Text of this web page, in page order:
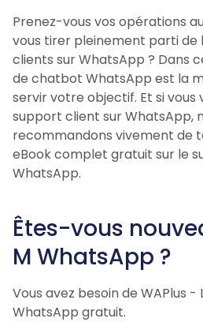
Prenez-vous vos opérations
vous tirer pleinement parti de
clients sur WhatsApp ? Dans
de chatbot WhatsApp est la
servir votre objectif. Et si vous
support client sur WhatsApp,
recommandons vivement de
eBook complet gratuit sur le
WhatsApp.
Êtes-vous
M WhatsApp ?
Vous avez besoin de WAPlus -
WhatsApp gratuit.